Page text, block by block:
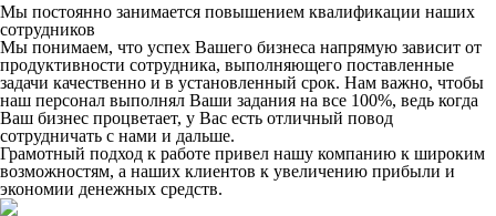
Мы постоянно занимается повышением квалификации наших
сотрудников
Мы понимаем, что успех Вашего бизнеса напрямую зависит от
продуктивности сотрудника, выполняющего поставленные
задачи качественно и в установленный срок. Нам важно, чтобы
наш персонал выполнял Ваши задания на все 100%, ведь когда
Ваш бизнес процветает, у Вас есть отличный повод
сотрудничать с нами и дальше.
Грамотный подход к работе привел нашу компанию к широким
возможностям, а наших клиентов к увеличению прибыли и
экономии денежных средств.